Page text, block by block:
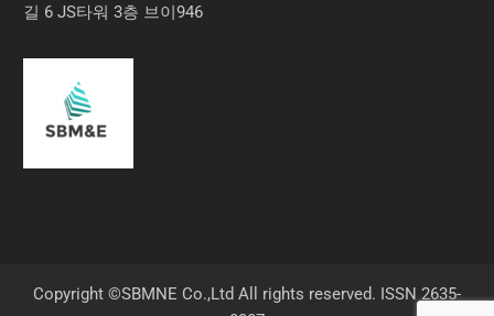
길 6 JS타워 3층 브이946
Copyright ©SBMNE Co.,Ltd All rights reserved. ISSN 2635-